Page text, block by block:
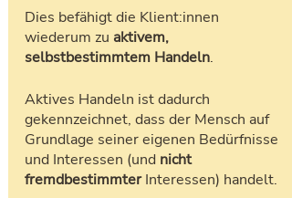
Dies befähigt die Klient:innen
wiederum zu aktivem,
selbstbestimmtem Handeln.
Aktives Handeln ist dadurch
gekennzeichnet, dass der Mensch auf
Grundlage seiner eigenen Bedürfnisse
und Interessen (und nicht
fremdbestimmter Interessen) handelt.